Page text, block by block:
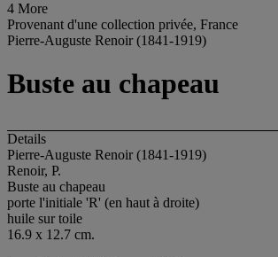
4 More
Provenant d'une collection privée, France
Pierre-Auguste Renoir (1841-1919)
Buste au chapeau
Details
Pierre-Auguste Renoir (1841-1919)
Renoir, P.
Buste au chapeau
porte l'initiale 'R' (en haut à droite)
huile sur toile
16.9 x 12.7 cm.